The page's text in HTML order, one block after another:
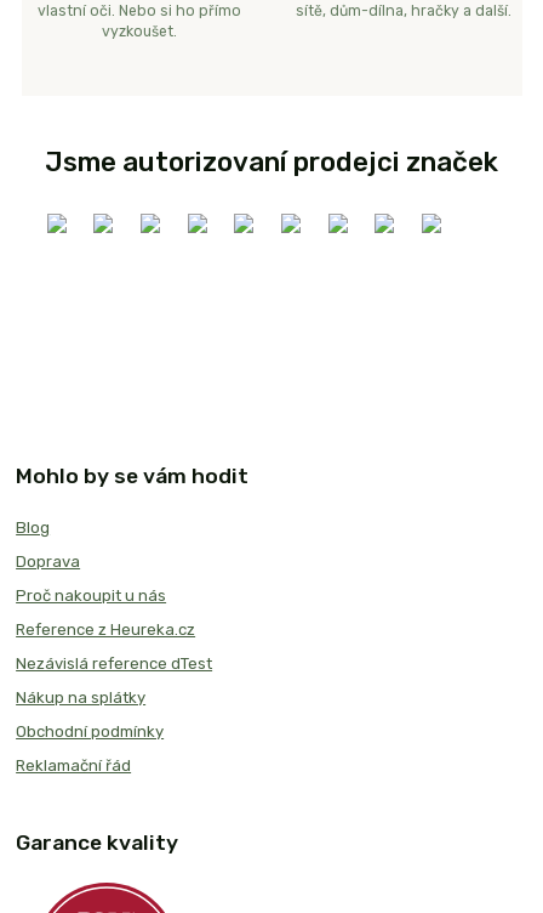
vlastní oči. Nebo si ho přímo
vyzkoušet.
sítě, dům-dílna, hračky a další.
Jsme autorizovaní prodejci značek
Mohlo by se vám hodit
Blog
Doprava
Proč nakoupit u nás
Reference z Heureka.cz
Nezávislá reference dTest
Nákup na splátky
Obchodní podmínky
Reklamační řád
Garance kvality